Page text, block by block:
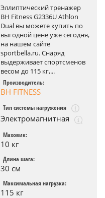
Эллиптический тренажер
BH Fitness G2336U Athlon
Dual вы можете купить по
выгодной цене уже сегодня,
на нашем сайте
sportbella.ru. Снаряд
выдерживает спортсменов
весом до 115 кг,...
Производитель:
BH FITNESS
Тип системы нагружения
Электромагнитная
Маховик:
10 кг
Длина шага:
30 см
Максимальная нагрузка:
115 кг